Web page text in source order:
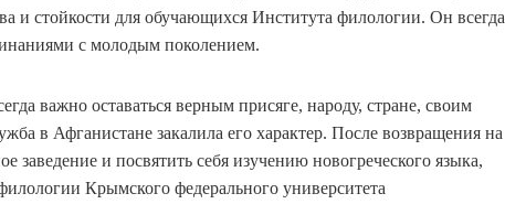
и стойкости для обучающихся Института филологии. Он всегда
с молодым поколением.
важно оставаться верным присяге, народу, стране, своим
в Афганистане закалила его характер. После возвращения на
и посвятить себя изучению новогреческого языка,
Крымского федерального университета